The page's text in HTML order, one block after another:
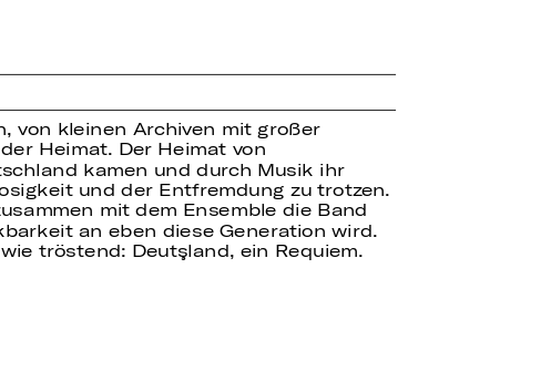
von kleinen Archiven mit großer
Heimat. Der Heimat von
kamen und durch Musik ihr
und der Entfremdung zu trotzen.
mit dem Ensemble die Band
an eben diese Generation wird.
tröstend: Deutşland, ein Requiem.